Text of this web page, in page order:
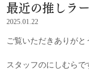
最近の推しラ
2025.01.22
ご覧いただきありがと
スタッフのにしむらで